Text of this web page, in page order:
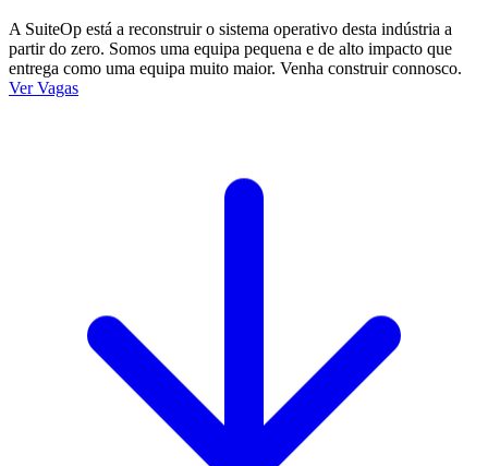
A SuiteOp está a reconstruir o sistema operativo desta indústria a
partir do zero. Somos uma equipa pequena e de alto impacto que
entrega como uma equipa muito maior. Venha construir connosco.
Ver Vagas